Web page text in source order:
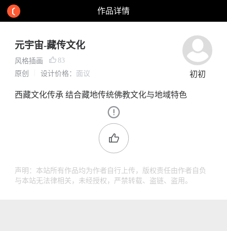
作品详情
元宇宙-藏传文化
风格插画
83
原创
设计价格： 面议 初初
西藏文化传承 结合藏地传统佛教文化与地域特色
声明：本站所有作品均为作者自行上传，版权责任由作者自负
与本站无法律相关，未经授权，严禁转载、盗链、盗用。